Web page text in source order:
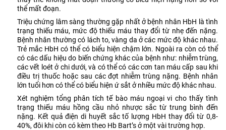
thể mất đoạn.
Triệu chứng lâm sàng thường gặp nhất ở bệnh nhân HbH là tình
trạng thiếu máu, mức độ thiếu máu thay đổi từ nhẹ đến nặng.
Bệnh nhân thường có lách to, vàng da ở các mức độ khác nhau.
Trẻ mắc HbH có thể có biểu hiện chậm lớn. Ngoài ra còn có thể
có các dấu hiệu do biến chứng khác của bệnh như: nhiễm trùng,
các vết loét ở chi dưới, và có thể có các cơn tan máu cấp sau khi
điều trị thuốc hoặc sau các đợt nhiễm trùng nặng. Bệnh nhân
lớn tuổi hơn có thể có biểu hiện ứ sắt ở nhiều mức độ khác nhau.
Xét nghiệm tổng phân tích tế bào máu ngoại vi cho thấy tình
trạng thiếu máu hồng cầu nhỏ nhược sắc từ trung bình đến
nặng. Kết quả điện di huyết sắc tố lượng HbH thay đổi từ 0,8-
40%, đôi khi còn có kèm theo Hb Bart’s ở một vài trường hợp.